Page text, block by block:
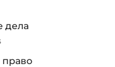
дела
право